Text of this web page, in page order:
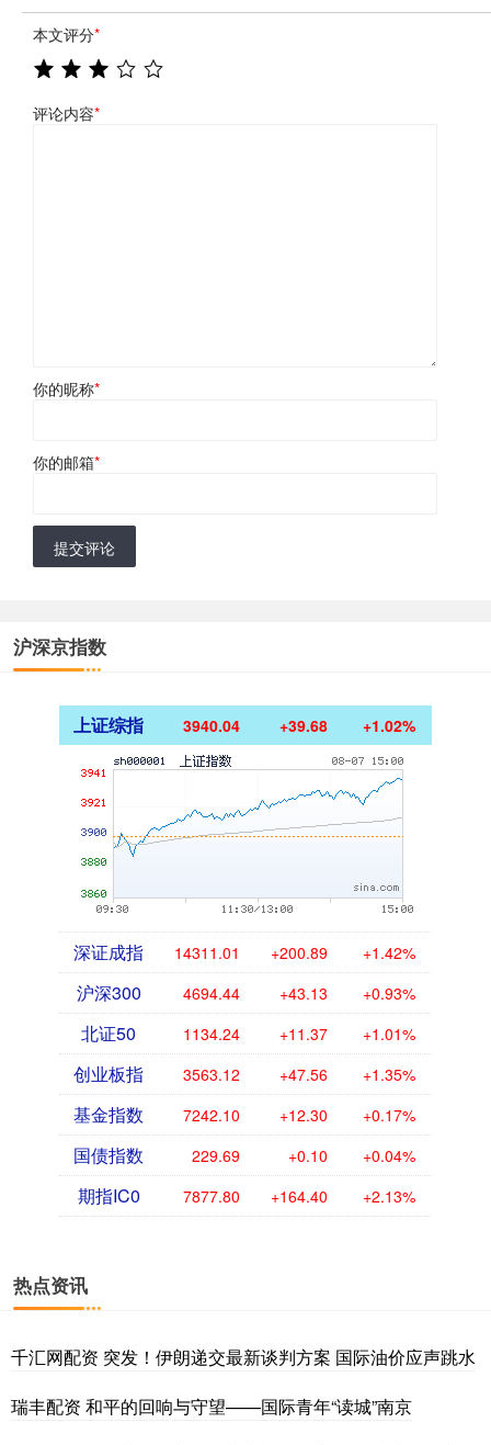
本文评分*
评论内容*
你的昵称*
你的邮箱*
提交评论
沪深京指数
上证综指 3940.04 +39.68 +1.02%
深证成指 14311.01 +200.89 +1.42%
沪深300 4694.44 +43.13 +0.93%
北证50 1134.24 +11.37 +1.01%
创业板指 3563.12 +47.56 +1.35%
基金指数 7242.10 +12.30 +0.17%
国债指数 229.69 +0.10 +0.04%
期指IC0 7877.80 +164.40 +2.13%
热点资讯
千汇网配资 突发！伊朗递交最新谈判方案 国际油价应声跳水
瑞丰配资 和平的回响与守望——国际青年“读城”南京